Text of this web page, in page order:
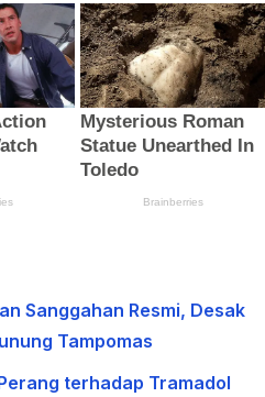
Sanggahan Resmi, Desak
Tampomas
terhadap Tramadol